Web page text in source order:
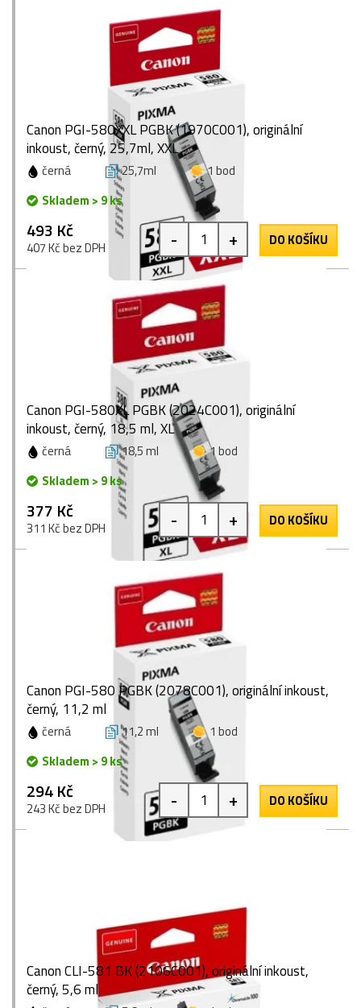
Canon PGI-580XXL PGBK (1970C001), originální
inkoust, černý, 25,7ml, XXL
černá 25,7ml
1 bod
Skladem > 9 ks
493 Kč
407 Kč bez DPH - + DO KOŠÍKU
Canon PGI-580XL PGBK (2024C001), originální
inkoust, černý, 18,5 ml, XL
černá 18,5 ml
1 bod
Skladem > 9 ks
377 Kč
311 Kč bez DPH - + DO KOŠÍKU
Canon PGI-580 PGBK (2078C001), originální inkoust,
černý, 11,2 ml
černá 11,2 ml
1 bod
Skladem > 9 ks
294 Kč
243 Kč bez DPH - + DO KOŠÍKU
Canon CLI-581 BK (2106C001), originální inkoust,
černý, 5,6 ml